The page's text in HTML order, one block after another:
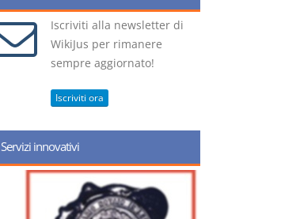
Iscriviti alla newsletter di
WikiJus per rimanere
sempre aggiornato!
Iscriviti ora
Servizi innovativi